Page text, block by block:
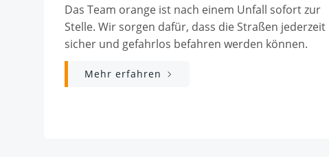
Das Team orange ist nach einem Unfall sofort zur
Stelle. Wir sorgen dafür, dass die Straßen jederzeit
sicher und gefahrlos befahren werden können.
Mehr erfahren